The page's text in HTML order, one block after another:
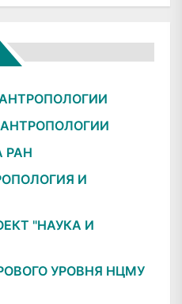
РАН
И
"НАУКА И
УРОВНЯ НЦМУ